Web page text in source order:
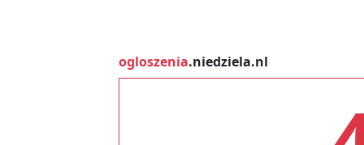
ogloszenia.niedziela.nl